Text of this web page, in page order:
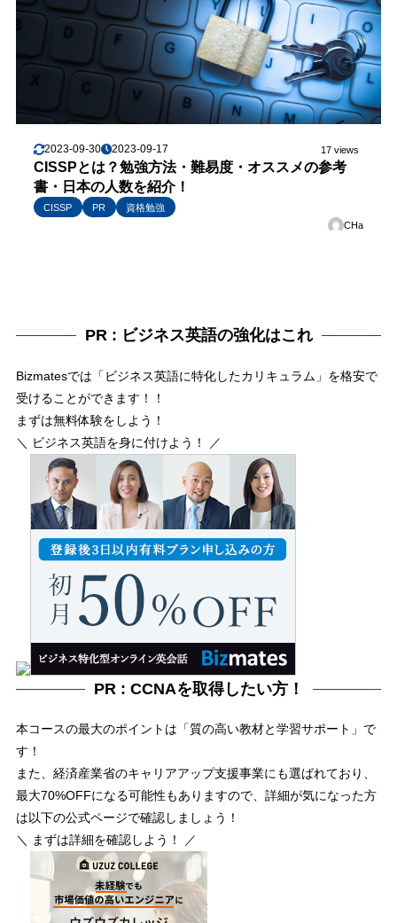
2023-09-30 2023-09-17 17 views
CISSPとは？勉強方法・難易度・オススメの参考
書・日本の人数を紹介！
CISSP PR
資格勉強
CHa
PR : ビジネス英語の強化はこれ
Bizmatesでは「ビジネス英語に特化したカリキュラム」を格安で
受けることができます！！
まずは無料体験をしよう！
＼ ビジネス英語を身に付けよう！ ／
PR : CCNAを取得したい方！
本コースの最大のポイントは「質の高い教材と学習サポート」で
す！
また、経済産業省のキャリアアップ支援事業にも選ばれており、
最大70%OFFになる可能性もありますので、詳細が気になった方
は以下の公式ページで確認しましょう！
＼ まずは詳細を確認しよう！ ／